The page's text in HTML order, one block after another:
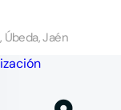
Jaén